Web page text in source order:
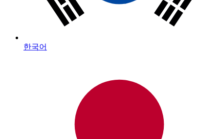
한국어